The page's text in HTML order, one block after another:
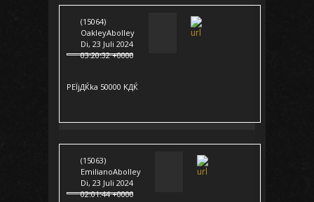
(15064)
OakleyAbolley
Di, 23 Juli 2024
03:20:32 +0000
PЕЇjДЌka 50000 KДЌ
(15063)
EmilianoAbolley
Di, 23 Juli 2024
02:01:44 +0000